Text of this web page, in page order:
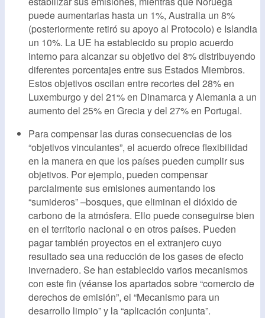
puede aumentarlas hasta un 1%, Australia un 8%
(posteriormente retiró su apoyo al Protocolo) e Islandia
un 10%. La UE ha establecido su propio acuerdo
interno para alcanzar su objetivo del 8% distribuyendo
diferentes porcentajes entre sus Estados Miembros.
Estos objetivos oscilan entre recortes del 28% en
Luxemburgo y del 21% en Dinamarca y Alemania a un
aumento del 25% en Grecia y del 27% en Portugal.
Para compensar las duras consecuencias de los
“objetivos vinculantes”, el acuerdo ofrece flexibilidad
en la manera en que los países pueden cumplir sus
objetivos. Por ejemplo, pueden compensar
parcialmente sus emisiones aumentando los
“sumideros” –bosques, que eliminan el dióxido de
carbono de la atmósfera. Ello puede conseguirse bien
en el territorio nacional o en otros países. Pueden
pagar también proyectos en el extranjero cuyo
resultado sea una reducción de los gases de efecto
invernadero. Se han establecido varios mecanismos
con este fin (véanse los apartados sobre “comercio de
derechos de emisión”, el “Mecanismo para un
desarrollo limpio” y la “aplicación conjunta”.